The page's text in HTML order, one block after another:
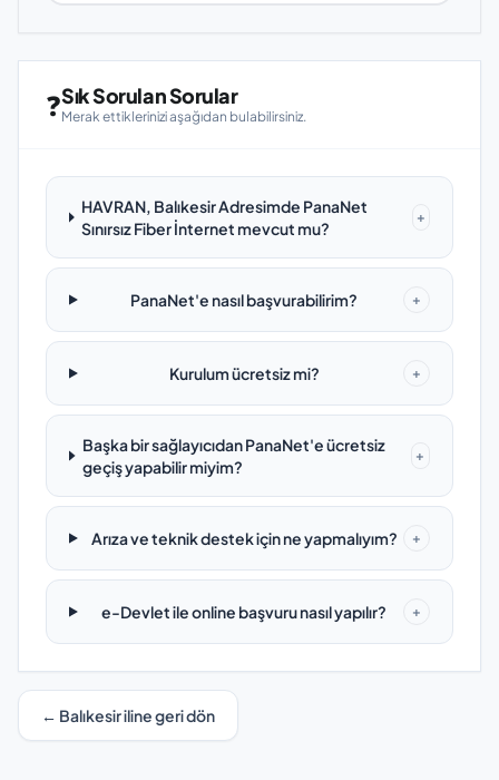
❓Sık Sorulan Sorular
Merak ettiklerinizi aşağıdan bulabilirsiniz.
HAVRAN, Balıkesir Adresimde PanaNet
Sınırsız Fiber İnternet mevcut mu?
+
PanaNet'e nasıl başvurabilirim? +
Kurulum ücretsiz mi? +
Başka bir sağlayıcıdan PanaNet'e ücretsiz
geçiş yapabilir miyim?
+
Arıza ve teknik destek için ne yapmalıyım? +
e-Devlet ile online başvuru nasıl yapılır? +
← Balıkesir iline geri dön